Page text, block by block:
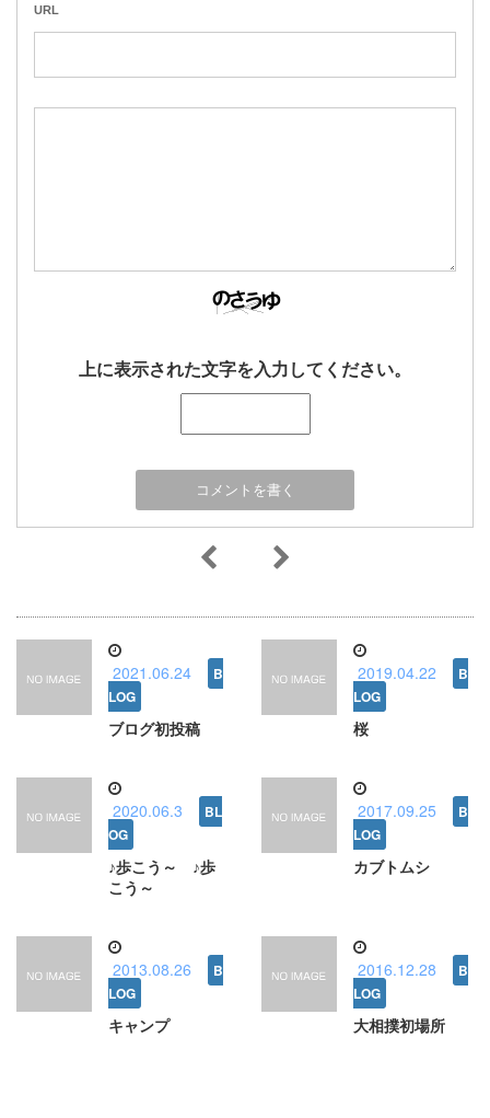
URL
上に表示された文字を入力してください。
2021.06.24
ブログ初投稿
2019.04.22
桜
2020.06.3
♪歩こう～ ♪歩
こう～
2017.09.25
カブトムシ
2013.08.26
キャンプ
2016.12.28
大相撲初場所